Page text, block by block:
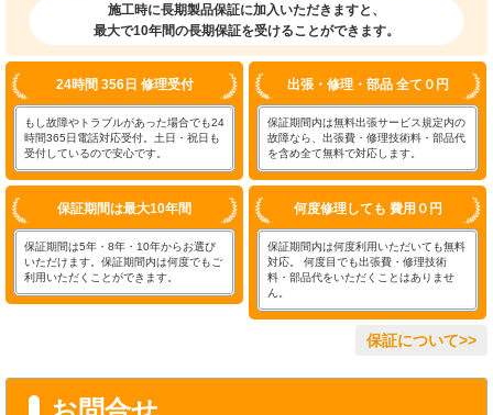
施工時に長期製品保証に加入いただきますと、
最大で10年間の長期保証を受けることができます。
24時間 356日 修理受付
もし故障やトラブルがあった場合でも24
時間365日電話対応受付。土日・祝日も
受付しているので安心です。
出張・修理・部品 全て０円
保証期間内は無料出張サービス規定内の
故障なら、出張費・修理技術料・部品代
を含め全て無料で対応します。
保証期間は最大10年間
保証期間は5年・8年・10年からお選び
いただけます。保証期間内は何度でもご
利用いただくことができます。
何度修理しても 費用０円
保証期間内は何度利用いただいても無料
対応。 何度目でも出張費・修理技術
料・部品代をいただくことはありませ
ん。
保証について>>